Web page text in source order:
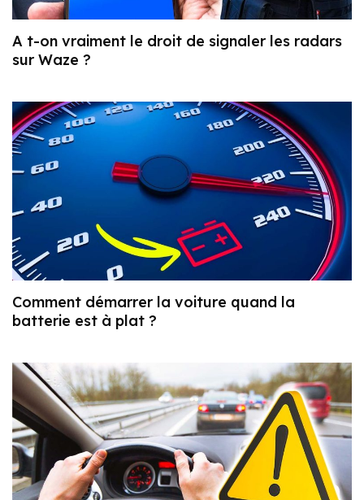
A t-on vraiment le droit de signaler les radars
sur Waze ?
Comment démarrer la voiture quand la
batterie est à plat ?